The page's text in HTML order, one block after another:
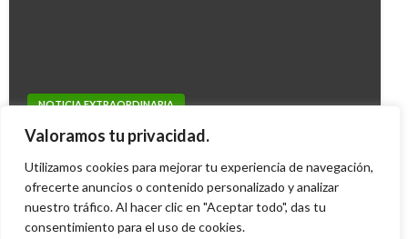
Valoramos tu privacidad.
Utilizamos cookies para mejorar tu experiencia de navegación,
ofrecerte anuncios o contenido personalizado y analizar
nuestro tráfico. Al hacer clic en "Aceptar todo", das tu
consentimiento para el uso de cookies.
NOTICIA EXTRAORDINARIA
Santos confirma extras para Reforma
Ariel Cabrera viernes diciembre 14, 2012